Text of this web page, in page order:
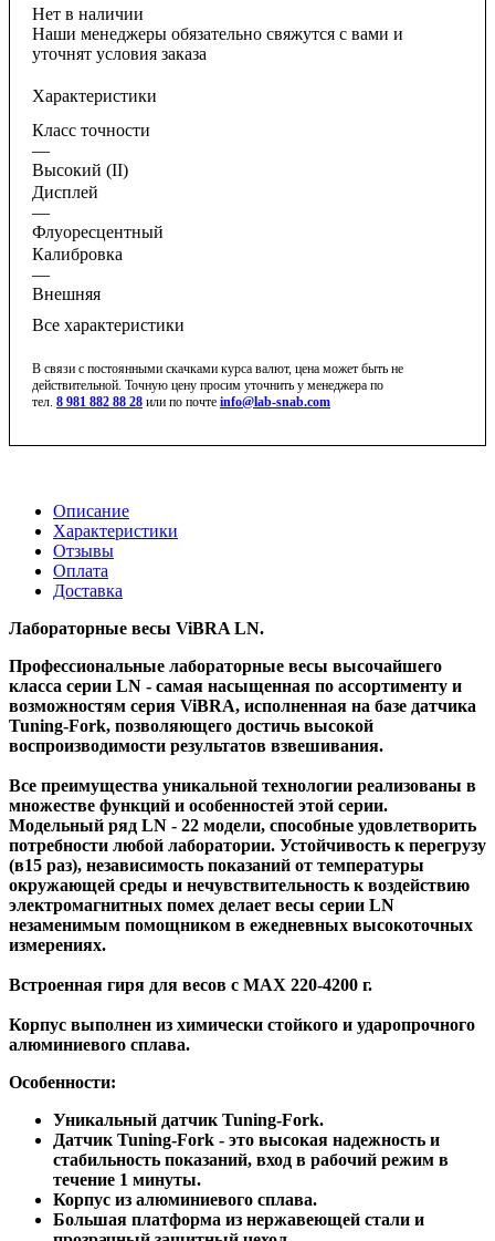
Нет в наличии
Наши менеджеры обязательно свяжутся с вами и
уточнят условия заказа
Характеристики
Класс точности
—
Высокий (II)
Дисплей
—
Флуоресцентный
Калибровка
—
Внешняя
Все характеристики
В связи с постоянными скачками курса валют, цена может быть не
действительной. Точную цену просим уточнить у менеджера по
тел. 8 981 882 88 28 или по почте info@lab-snab.com
Описание
Характеристики
Отзывы
Оплата
Доставка
Лабораторные весы ViBRA LN.
Профессиональные лабораторные весы высочайшего
класса серии LN - самая насыщенная по ассортименту и
возможностям серия ViBRA, исполненная на базе датчика
Tuning-Fork, позволяющего достичь высокой
воспроизводимости результатов взвешивания.
Все преимущества уникальной технологии реализованы в
множестве функций и особенностей этой серии.
Модельный ряд LN - 22 модели, способные удовлетворить
потребности любой лаборатории. Устойчивость к перегрузу
(в15 раз), независимость показаний от температуры
окружающей среды и нечувствительность к воздействию
электромагнитных помех делает весы серии LN
незаменимым помощником в ежедневных высокоточных
измерениях.
Встроенная гиря для весов с MAX 220-4200 г.
Корпус выполнен из химически стойкого и ударопрочного
алюминиевого сплава.
Особенности:
Уникальный датчик Tuning-Fork.
Датчик Tuning-Fork - это высокая надежность и
стабильность показаний, вход в рабочий режим в
течение 1 минуты.
Корпус из алюминиевого сплава.
Большая платформа из нержавеющей стали и